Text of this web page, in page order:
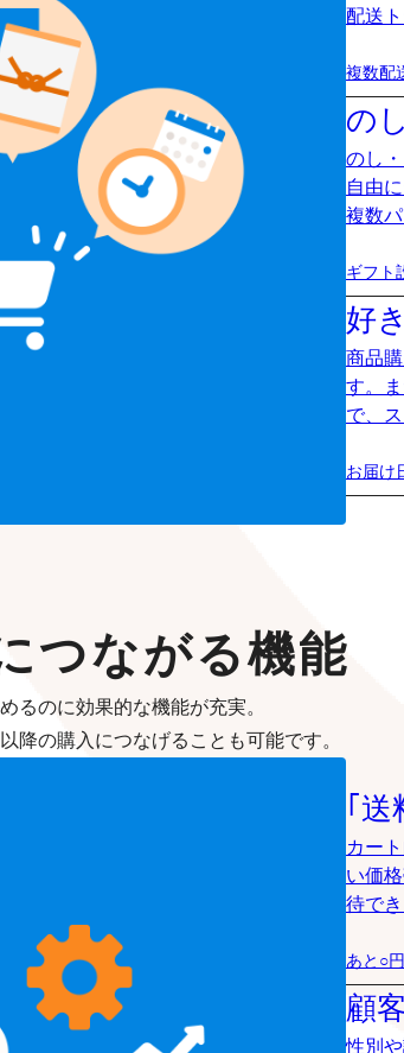
配送
複数配
の
のし
自由
複数
ギフト
好
商品
す。
で、
お届け
つながる機能
るのに効果的な機能が充実。
降の購入につなげることも可能です。
｢
カー
い価
待でき
あと○
顧
性別